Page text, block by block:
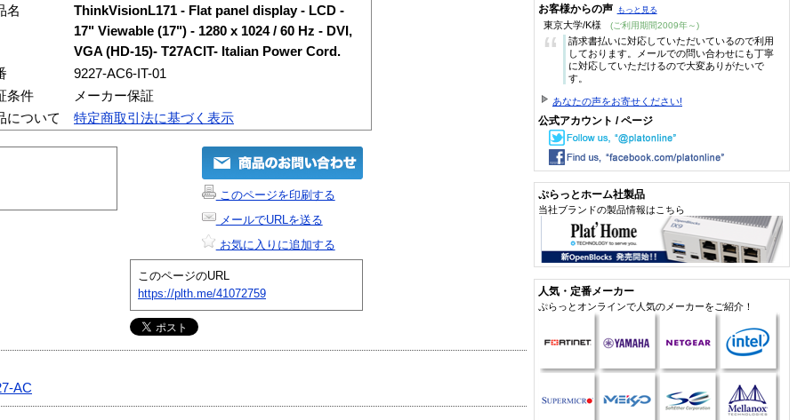
名
ThinkVisionL171 - Flat panel display - LCD -
17" Viewable (17") - 1280 x 1024 / 60 Hz - DVI,
VGA (HD-15)- T27ACIT- Italian Power Cord.
9227-AC6-IT-01
条件
メーカー保証
について
特定商取引法に基づく表示
このページを印刷する
メールでURLを送る
お気に入りに追加する
このページのURL
https://plth.me/41072759
AC
お客様からの声 もっと見る
東京大学/K様 (ご利用期間2009年～)
“
請求書払いに対応していただいているので利用
しております。メールでの問い合わせにも丁寧
に対応していただけるので大変ありがたいで
す。
あなたの声をお寄せください!
公式アカウント / ページ
ぷらっとホーム社製品
当社ブランドの製品情報はこちら
人気・定番メーカー
ぷらっとオンラインで人気のメーカーをご紹介！